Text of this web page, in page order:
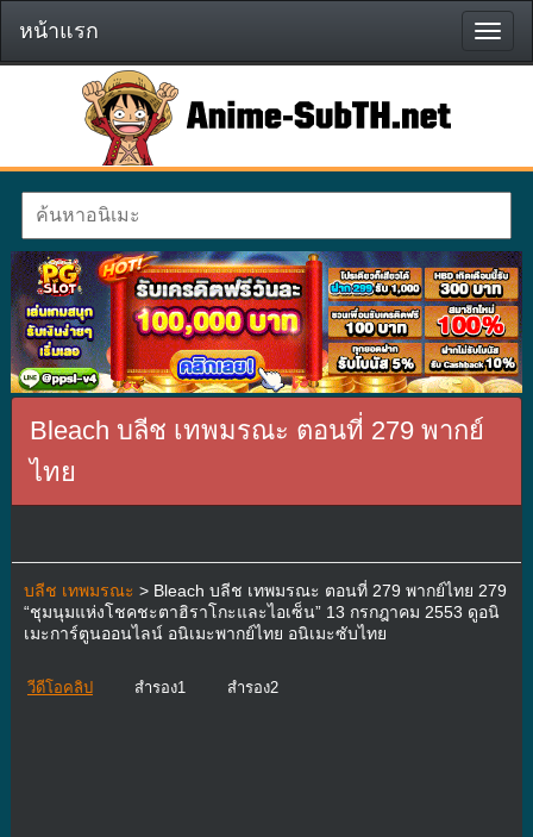
หน้า
แรก
หน้าแรก
Bleach บลีช เทพมรณะ ตอนที่ 279 พากย์
ไทย
บลีช เทพมรณะ > Bleach บลีช เทพมรณะ ตอนที่ 279 พากย์ไทย 279
“ชุมนุมแห่งโชคชะตาฮิราโกะและไอเซ็น” 13 กรกฎาคม 2553 ดูอนิ
เมะการ์ตูนออนไลน์ อนิเมะพากย์ไทย อนิเมะซับไทย
วีดีโอคลิป สำรอง1 สำรอง2